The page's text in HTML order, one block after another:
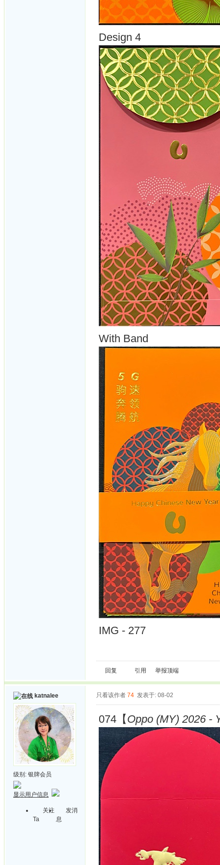
Design 4
With Band
IMG - 277
回复 引用 举报顶端
katnalee
级别: 银牌会员
显示用户信息
关注
Ta
发消
息
只看该作者 74 发表于: 08-02
074【Oppo (MY) 2026 -